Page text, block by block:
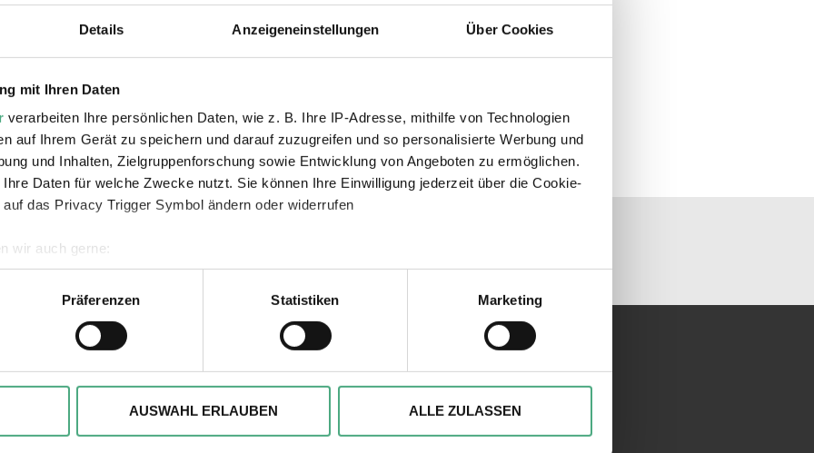
Details Anzeigeneinstellungen Über Cookies
mit Ihren Daten
verarbeiten Ihre persönlichen Daten, wie z. B. Ihre IP-Adresse, mithilfe von Technologien
auf Ihrem Gerät zu speichern und darauf zuzugreifen und so personalisierte Werbung und
und Inhalten, Zielgruppenforschung sowie Entwicklung von Angeboten zu ermöglichen.
Daten für welche Zwecke nutzt. Sie können Ihre Einwilligung jederzeit über die Cookie-
das Privacy Trigger Symbol ändern oder widerrufen
wir auch gerne:
Lage erfassen, welche bis auf einige Meter genau sein können
nach bestimmten Merkmalen (Fingerprinting) identifizieren
Ihre persönlichen Daten verarbeitet werden, und legen Sie Ihre Präferenzen imAbschnitt
um Inhalte und Anzeigen zu personalisieren, besondere Funktionen anbieten zu können und
zu analysieren. Außerdem geben wir ggfs. Informationen zu Ihrer Verwendung unserer
Präferenzen Statistiken Marketing
AUSWAHL ERLAUBEN ALLE ZULASSEN
Verlinkungen zu unseren